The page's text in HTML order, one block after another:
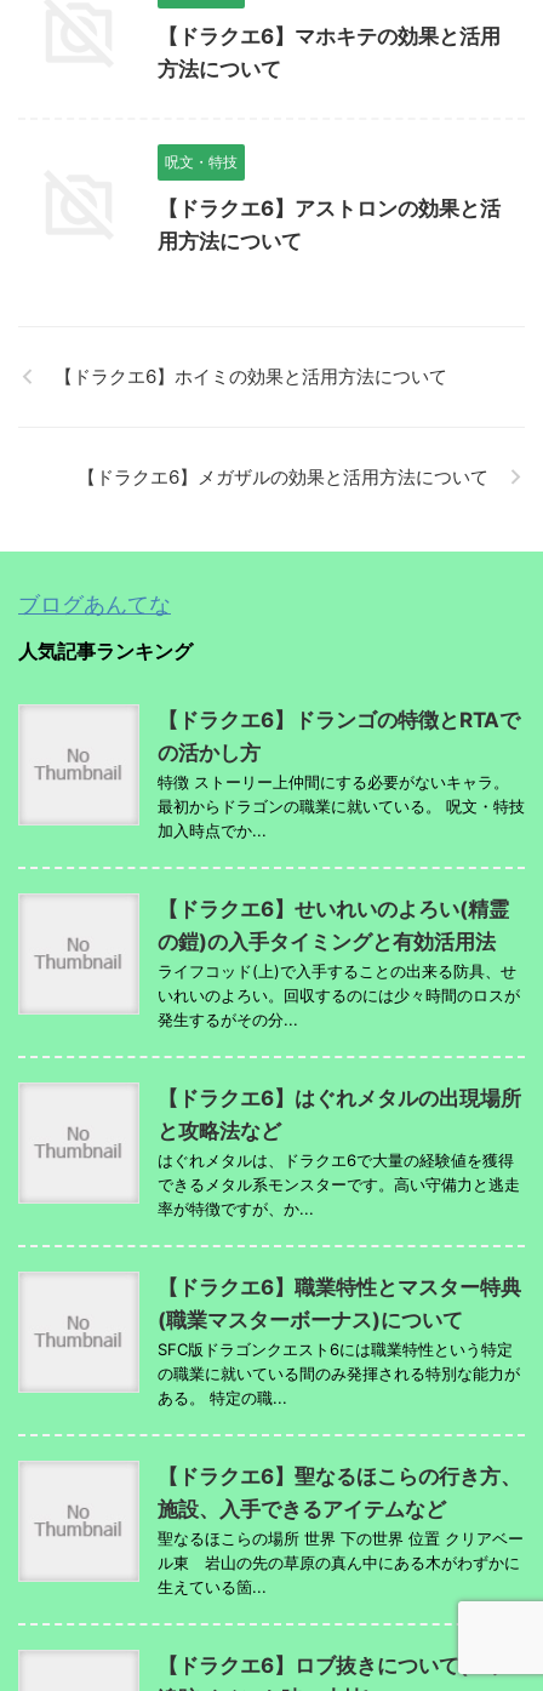
【ドラクエ6】マホキテの効果と活用
方法について
呪文・特技
【ドラクエ6】アストロンの効果と活
用方法について
【ドラクエ6】ホイミの効果と活用方法について
【ドラクエ6】メガザルの効果と活用方法について
ブログあんてな
人気記事ランキング
【ドラクエ6】ドランゴの特徴とRTAで
の活かし方
特徴 ストーリー上仲間にする必要がないキャラ。
最初からドラゴンの職業に就いている。 呪文・特技
加入時点でか...
【ドラクエ6】せいれいのよろい(精霊
の鎧)の入手タイミングと有効活用法
ライフコッド(上)で入手することの出来る防具、せ
いれいのよろい。回収するのには少々時間のロスが
発生するがその分...
【ドラクエ6】はぐれメタルの出現場所
と攻略法など
はぐれメタルは、ドラクエ6で大量の経験値を獲得
できるメタル系モンスターです。高い守備力と逃走
率が特徴ですが、か...
【ドラクエ6】職業特性とマスター特典
(職業マスターボーナス)について
SFC版ドラゴンクエスト6には職業特性という特定
の職業に就いている間のみ発揮される特別な能力が
ある。 特定の職...
【ドラクエ6】聖なるほこらの行き方、
施設、入手できるアイテムなど
聖なるほこらの場所 世界 下の世界 位置 クリアベー
ル東 岩山の先の草原の真ん中にある木がわずかに
生えている箇...
【ドラクエ6】ロブ抜きについて(ロブ